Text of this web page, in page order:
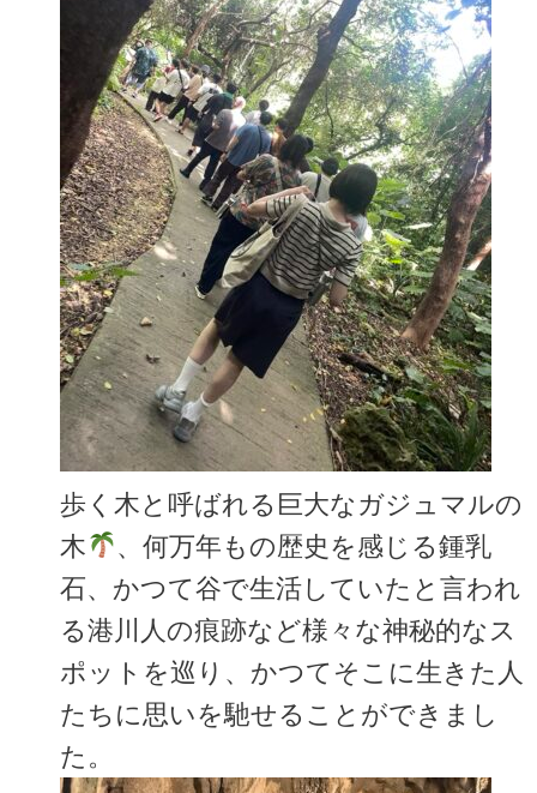
歩く木と呼ばれる巨大なガジュマルの
木
、何万年もの歴史を感じる鍾乳
石、かつて谷で生活していたと言われ
る港川人の痕跡など様々な神秘的なス
ポットを巡り、かつてそこに生きた人
たちに思いを馳せることができまし
た。